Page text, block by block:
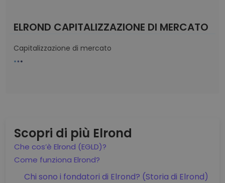
Scopri di più Elrond
Che cos’è Elrond (EGLD)?
Come funziona Elrond?
Chi sono i fondatori di Elrond? (Storia di Elrond)
ELROND CAPITALIZZAZIONE DI MERCATO
Capitalizzazione di mercato